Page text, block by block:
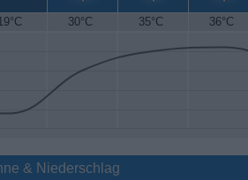
30°C 35°C 36°C
& Niederschlag